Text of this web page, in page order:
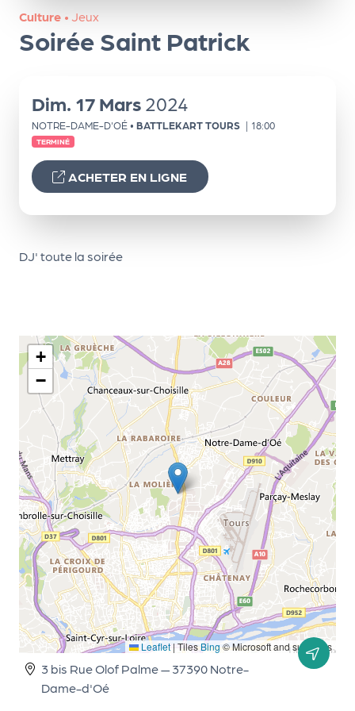
Culture • Jeux
Soirée Saint Patrick
Dim. 17 Mars 2024
NOTRE-DAME-D'OÉ • BATTLEKART TOURS | 18:00
TERMINÉ
ACHETER EN LIGNE
DJ' toute la soirée
+
−
Leaflet | TilesBing © Microsoft and suppliers
3 bis Rue Olof Palme — 37390 Notre-
Dame-d'Oé
ns
PR
G!
PR
O
G!
Le
Ma
g
e
le
PR
O
G!
N
os
se
rvi
ce
s
L
e
k